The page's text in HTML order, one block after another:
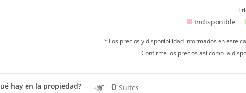
Indisponible
* Los precios y disponibilidad informados en este
Confirme los precios así como la
hay en la propiedad? 0 Suites